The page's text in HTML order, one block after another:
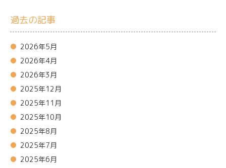
過去の記事
2026年5月
2026年4月
2026年3月
2025年12月
2025年11月
2025年10月
2025年8月
2025年7月
2025年6月